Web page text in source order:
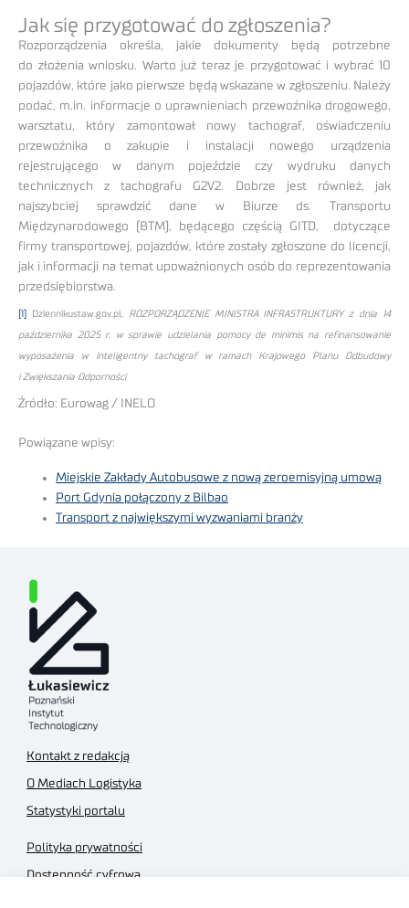
Jak się przygotować do zgłoszenia?
Rozporządzenia określa, jakie dokumenty będą potrzebne
do złożenia wniosku. Warto już teraz je przygotować i wybrać 10
pojazdów, które jako pierwsze będą wskazane w zgłoszeniu. Należy
podać, m.in. informacje o uprawnieniach przewoźnika drogowego,
warsztatu, który zamontował nowy tachograf, oświadczeniu
przewoźnika o zakupie i instalacji nowego urządzenia
rejestrującego w danym pojeździe czy wydruku danych
technicznych z tachografu G2V2. Dobrze jest również, jak
najszybciej sprawdzić dane w Biurze ds. Transportu
Międzynarodowego (BTM), będącego częścią GITD, dotyczące
firmy transportowej, pojazdów, które zostały zgłoszone do licencji,
jak i informacji na temat upoważnionych osób do reprezentowania
przedsiębiorstwa.
[1] Dziennikustaw.gov.pl, ROZPORZĄDZENIE MINISTRA INFRASTRUKTURY z dnia 14
października 2025 r. w sprawie udzielania pomocy de minimis na refinansowanie
wyposażenia w inteligentny tachograf w ramach Krajowego Planu Odbudowy
i Zwiększania Odporności
Źródło: Eurowag / INELO
Powiązane wpisy:
Miejskie Zakłady Autobusowe z nową zeroemisyjną umową
Port Gdynia połączony z Bilbao
Transport z największymi wyzwaniami branży
Kontakt z redakcją
O Mediach Logistyka
Statystyki portalu
Polityka prywatności
Dostępność cyfrowa